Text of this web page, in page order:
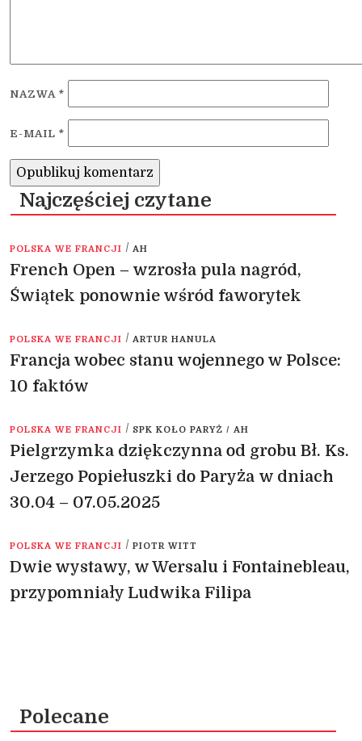
NAZWA *
E-MAIL *
Najczęściej czytane
POLSKA WE FRANCJI / AH
French Open – wzrosła pula nagród,
Świątek ponownie wśród faworytek
POLSKA WE FRANCJI / ARTUR HANULA
Francja wobec stanu wojennego w Polsce:
10 faktów
POLSKA WE FRANCJI / SPK KOŁO PARYŻ / AH
Pielgrzymka dziękczynna od grobu Bł. Ks.
Jerzego Popiełuszki do Paryża w dniach
30.04 – 07.05.2025
POLSKA WE FRANCJI / PIOTR WITT
Dwie wystawy, w Wersalu i Fontainebleau,
przypomniały Ludwika Filipa
Polecane